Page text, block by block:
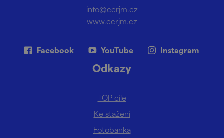
info@ccrjm.cz
www.ccrjm.cz
Facebook YouTube Instagram
Odkazy
TOP cíle
Ke stažení
Fotobanka